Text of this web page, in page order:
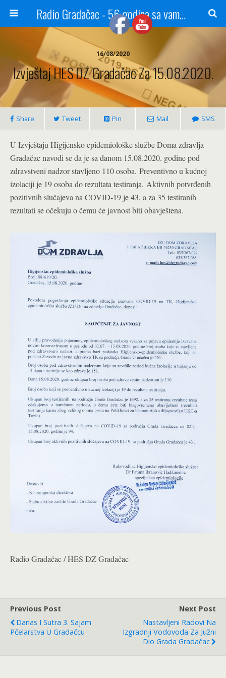
Radio Gradačac - 56 godina sa vama...
16/08/2020
Izvještaj HES DZ Gradačac Za 15.08.2020.
Share Tweet Pin Mail SMS
U Izvještaju Higijensko epidemiološke službe Doma zdravlja
Gradačac navodi se da je sa danom 15.08.2020. godine pod
zdravstveni nadzor stavljeno 110 osoba. Preventivno u kućnoj
izolaciji je 19 osoba do rezultata testiranja. Aktivnih potvrđenih
pozitivnih slučajeva na COVID-19 je 43, a za 35 testiranih
rezultati se očekuju o čemu će javnost biti obavještena.
Radio Gradačac / HES DZ Gradačac
Previous Post
Danas I Sutra 3. Sajam
Pčelarstva U Gradačcu
Next Post
Nastavljeni Radovi Na
Izgradnji Vodovoda Za Južni
Dio Grada Gradačac